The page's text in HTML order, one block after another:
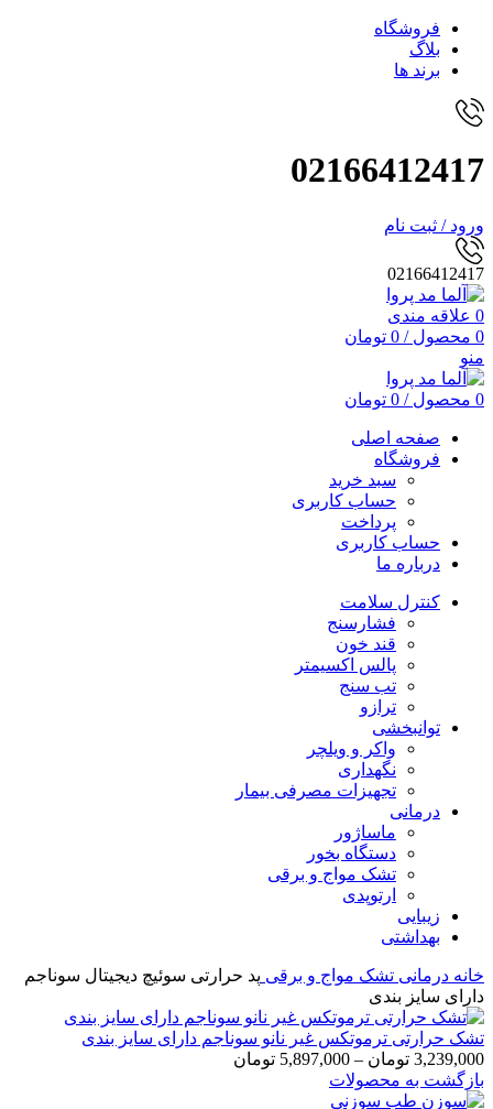
فروشگاه
بلاگ
برند ها
02166412417
ورود / ثبت نام
02166412417
0 علاقه مندی
0 محصول /
0 تومان
منو
0 محصول /
0 تومان
صفحه اصلی
فروشگاه
سبد خرید
حساب کاربری
پرداخت
حساب کاربری
درباره ما
کنترل سلامت
فشارسنج
قند خون
پالس اکسیمتر
تب سنج
ترازو
توانبخشی
واکر و ویلچر
نگهداری
تجهیزات مصرفی بیمار
درمانی
ماساژور
دستگاه بخور
تشک مواج و برقی
ارتوپدی
زیبایی
بهداشتی
خانه درمانی تشک مواج و برقی پد حرارتی سوئیچ دیجیتال سوناجم
دارای سایز بندی
تشک حرارتی ترموتکس غیر نانو سوناجم دارای سایز بندی
3,239,000 تومان –
5,897,000 تومان
بازگشت به محصولات